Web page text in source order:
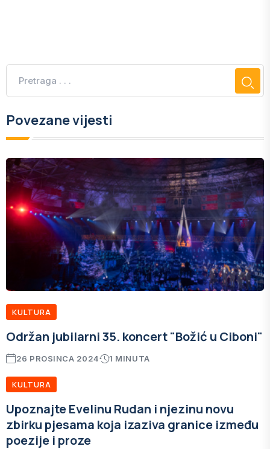
Povezane vijesti
KULTURA
Održan jubilarni 35. koncert "Božić u Ciboni"
26 PROSINCA 2024 1 MINUTA
KULTURA
Upoznajte Evelinu Rudan i njezinu novu
zbirku pjesama koja izaziva granice između
poezije i proze